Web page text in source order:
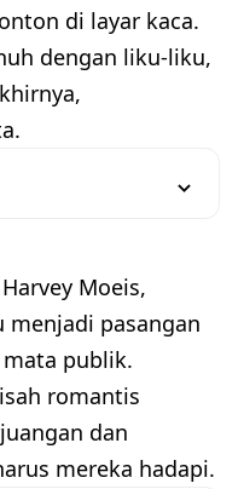
di layar kaca.
dengan liku-liku,
Moeis,
menjadi pasangan
publik.
romantis
dan
mereka hadapi.